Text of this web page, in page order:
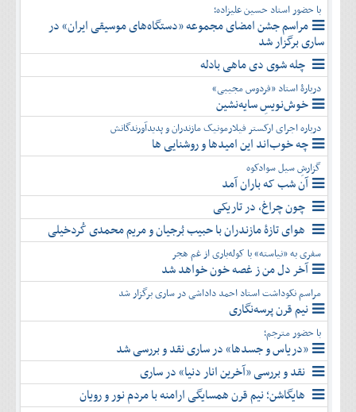
با حضور استاد حسین علیزاده؛
مراسم جشن امضای مجموعه «دستگاه‌های موسیقی ایران» در
ساری برگزار شد
چله شوی دی ماهی بادله
دربارۀ استاد «فردوس مجیبی»
خوش‌نویسِ سایه‌نشین
درباره اجرای ارکستر فیلارمونیک مازندران و پدیدآورندگانش
چه خوب‌اند این امیدها و روشنایی ها
گزارشِ سیل سوادکوه
آن شب که باران آمد
چون چراغ، در تاریکی
هوای تازۀ مازندران با حبیب بُرجیان و مریم محمدی کُردخیلی
سفری به «نیاسته» با کوله‌باری از غم هجر
آخر دل من ز غصه خون خواهد شد
مراسم نکوداشت استاد احمد داداشی در ساری برگزار شد
نیم قرن پرسه‌نگاری
با حضور مترجم؛
«دریاس و جسدها» در ساری نقد و بررسی شد
نقد و بررسی «آخرین انار دنیا» در ساری
هایگاشن؛ نیم قرن همسایگی ارامنه با مردم نور و رویان